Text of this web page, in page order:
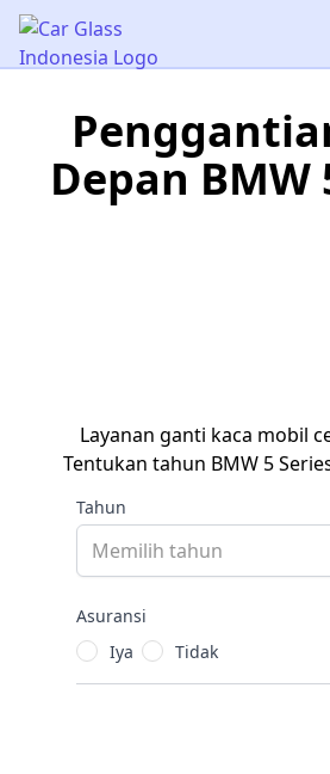
Car Glass Indonesia
Depan BMW
Layanan ganti kaca mobil
Tentukan tahun BMW 5
Tahun
Asuransi
Iya
Tidak